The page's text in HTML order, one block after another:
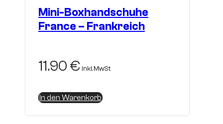
Mini-Boxhandschuhe
France – Frankreich
11.90 € inkl. MwSt
In den Warenkorb